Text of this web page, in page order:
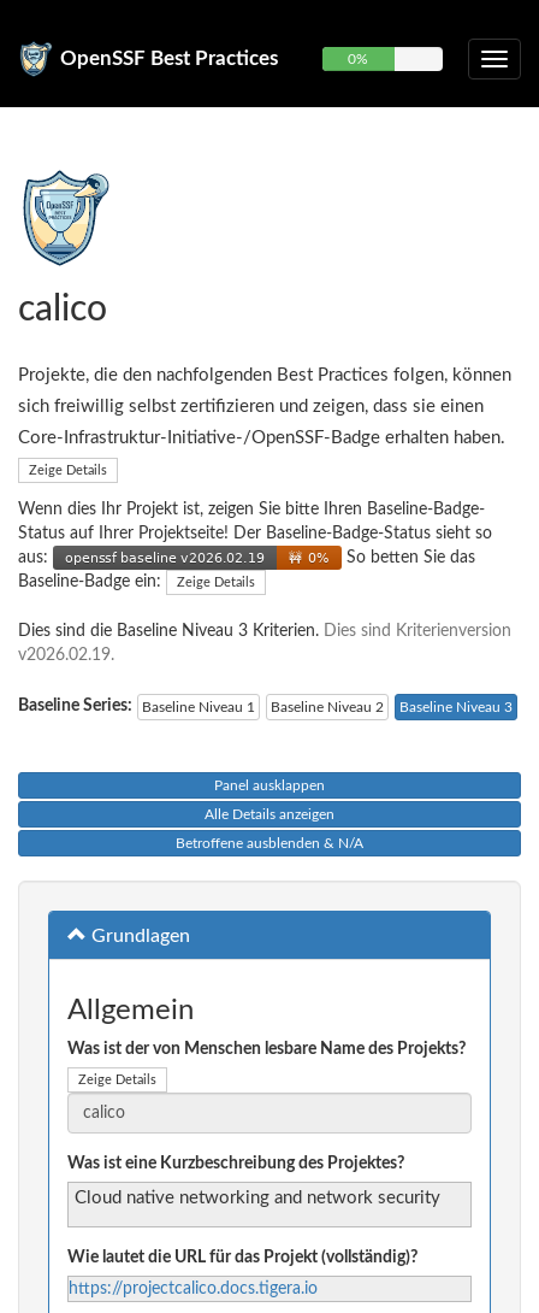
OpenSSF Best Practices 0%
calico
Projekte, die den nachfolgenden Best Practices folgen, können
sich freiwillig selbst zertifizieren und zeigen, dass sie einen
Core-Infrastruktur-Initiative-/OpenSSF-Badge erhalten haben.
Zeige Details
Wenn dies Ihr Projekt ist, zeigen Sie bitte Ihren Baseline-Badge-
Status auf Ihrer Projektseite! Der Baseline-Badge-Status sieht so
aus:
So betten Sie das
Baseline-Badge ein:
Zeige Details
Dies sind die Baseline Niveau 3 Kriterien. Dies sind Kriterienversion
v2026.02.19.
Baseline Series: Baseline Niveau 1 Baseline Niveau 2 Baseline Niveau 3
Panel ausklappen
Alle Details anzeigen
Betroffene ausblenden & N/A
Grundlagen
Allgemein
Was ist der von Menschen lesbare Name des Projekts?
Zeige Details
Was ist eine Kurzbeschreibung des Projektes?
Cloud native networking and network security
Wie lautet die URL für das Projekt (vollständig)?
https://projectcalico.docs.tigera.io